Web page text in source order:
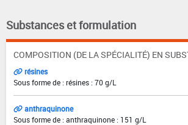
Substances et formulation
COMPOSITION (DE LA SPÉCIALITÉ) EN
résines
Sous forme de : résines : 70 g/L
anthraquinone
Sous forme de : anthraquinone : 151 g/L